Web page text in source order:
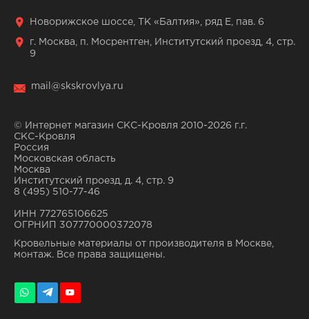
Новорижское шоссе, ТК «Балтия», ряд Е, пав. 6
г. Москва, п. Мосрентген, Институтский проезд, 4, стр.
9
mail@skskrovlya.ru
© Интернет магазин СКС-Кровля 2010-2026 г.г.
СКС-Кровля
Россия
Московская область
Москва
Институтский проезд, д. 4, стр. 9
8 (495) 510-77-46
ИНН 772765106625
ОГРНИП 307770000372078
Кровельные материалы от производителя в Москве,
монтаж. Все права защищены.